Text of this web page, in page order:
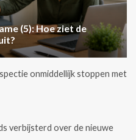
(5): Hoe ziet de
onmiddellijk stoppen met
verbijsterd over de nieuwe